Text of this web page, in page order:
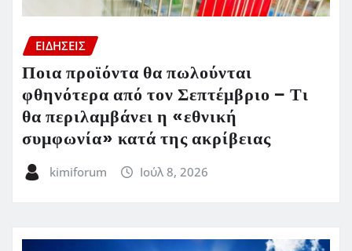
ΕΙΔΗΣΕΙΣ
Ποια προϊόντα θα πωλούνται
φθηνότερα από τον Σεπτέμβριο – Τι
θα περιλαμβάνει η «εθνική
συμφωνία» κατά της ακρίβειας
kimiforum Ιούλ 8, 2026